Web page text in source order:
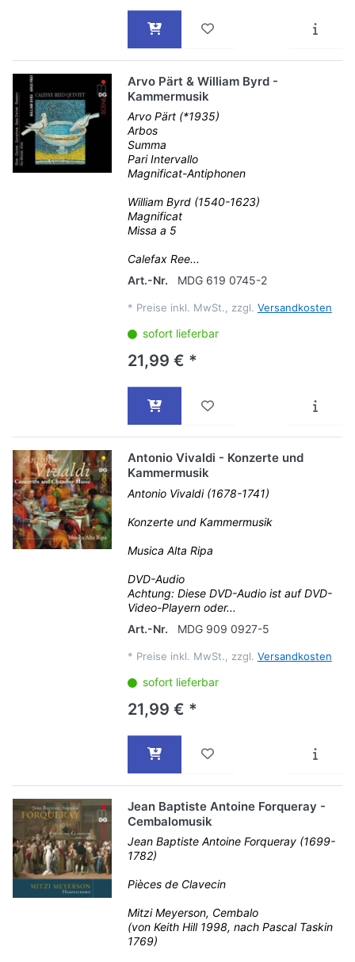
Arvo Pärt & William Byrd -
Kammermusik
Arvo Pärt (*1935)
Arbos
Summa
Pari Intervallo
Magnificat-Antiphonen
William Byrd (1540-1623)
Magnificat
Missa a 5
Calefax Ree...
Art.-Nr.
MDG 619 0745-2
* Preise inkl. MwSt., zzgl. Versandkosten
sofort lieferbar
21,99 € *
Antonio Vivaldi - Konzerte und
Kammermusik
Antonio Vivaldi (1678-1741)
Konzerte und Kammermusik
Musica Alta Ripa
DVD-Audio
Achtung: Diese DVD-Audio ist auf DVD-
Video-Playern oder...
Art.-Nr.
MDG 909 0927-5
* Preise inkl. MwSt., zzgl. Versandkosten
sofort lieferbar
21,99 € *
Jean Baptiste Antoine Forqueray -
Cembalomusik
Jean Baptiste Antoine Forqueray (1699-
1782)
Pièces de Clavecin
Mitzi Meyerson, Cembalo
(von Keith Hill 1998, nach Pascal Taskin
1769)